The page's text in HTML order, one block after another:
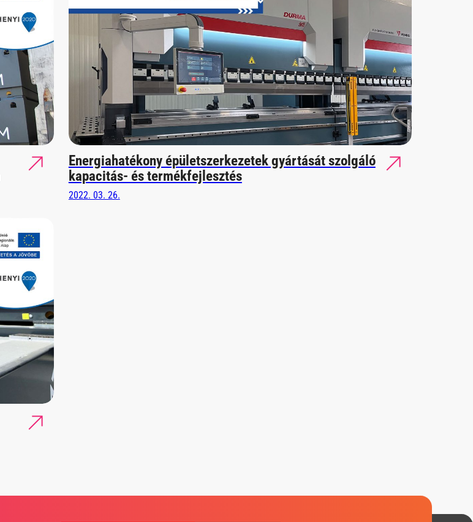
Energiahatékony épületszerkezetek gyártását szolgáló
kapacitás- és termékfejlesztés
2022. 03. 26.